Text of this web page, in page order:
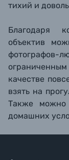
тихий и
Благодаря
объектив
качестве
взять на
Также можно
домашних